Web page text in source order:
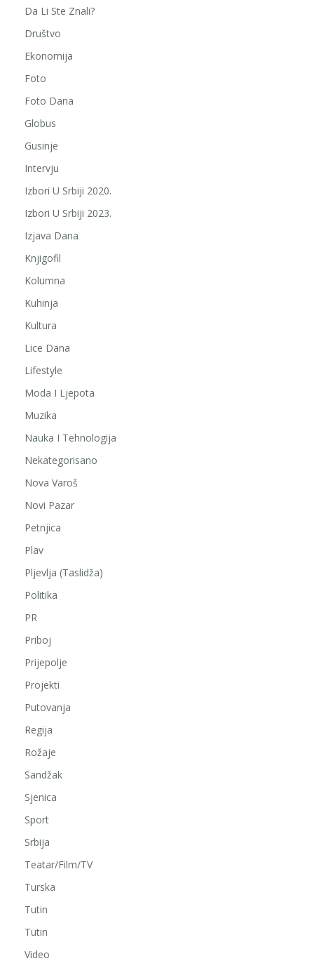
Da Li Ste Znali?
Društvo
Ekonomija
Foto
Foto Dana
Globus
Gusinje
Intervju
Izbori U Srbiji 2020.
Izbori U Srbiji 2023.
Izjava Dana
Knjigofil
Kolumna
Kuhinja
Kultura
Lice Dana
Lifestyle
Moda I Ljepota
Muzika
Nauka I Tehnologija
Nekategorisano
Nova Varoš
Novi Pazar
Petnjica
Plav
Pljevlja (Taslidža)
Politika
PR
Priboj
Prijepolje
Projekti
Putovanja
Regija
Rožaje
Sandžak
Sjenica
Sport
Srbija
Teatar/Film/TV
Turska
Tutin
Tutin
Video